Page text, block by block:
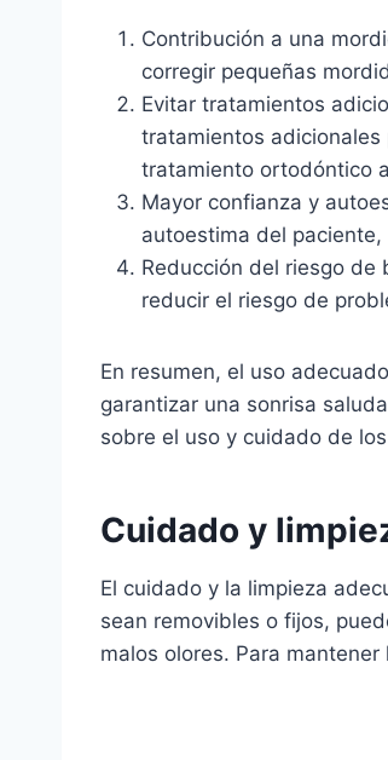
Contribución a una
corregir pequeñas
Evitar tratamientos
tratamientos
tratamiento ortodóntico
Mayor confianza y
autoestima del
Reducción del riesgo
reducir el riesgo de
En resumen, el uso
garantizar una sonrisa
sobre el uso y cuidado de
Cuidado y
El cuidado y la limpieza
sean removibles o fijos,
malos olores. Para